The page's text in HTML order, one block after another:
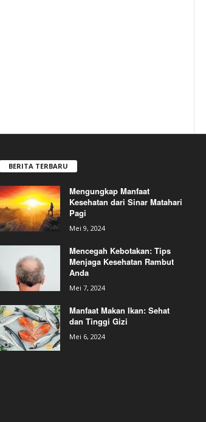
BERITA TERBARU
Mengungkap Manfaat
Kesehatan dari Sinar Matahari
Pagi
Mei 9, 2024
Mencegah Kebotakan: Tips
Menjaga Kesehatan Rambut
Anda
Mei 7, 2024
Manfaat Makan Ikan: Sehat
dan Tinggi Gizi
Mei 6, 2024